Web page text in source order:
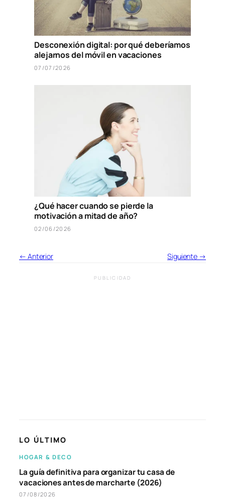
Desconexión digital: por qué deberíamos
alejarnos del móvil en vacaciones
07/07/2026
¿Qué hacer cuando se pierde la
motivación a mitad de año?
02/06/2026
← Anterior Siguiente →
PUBLICIDAD
LO ÚLTIMO
HOGAR & DECO
La guía definitiva para organizar tu casa de
vacaciones antes de marcharte (2026)
07/08/2026